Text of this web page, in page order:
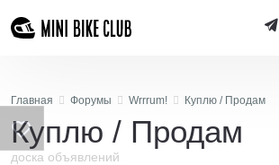
Главная Форумы Wrrrum! Куплю / Продам
Куплю / Продам
доска объявлений